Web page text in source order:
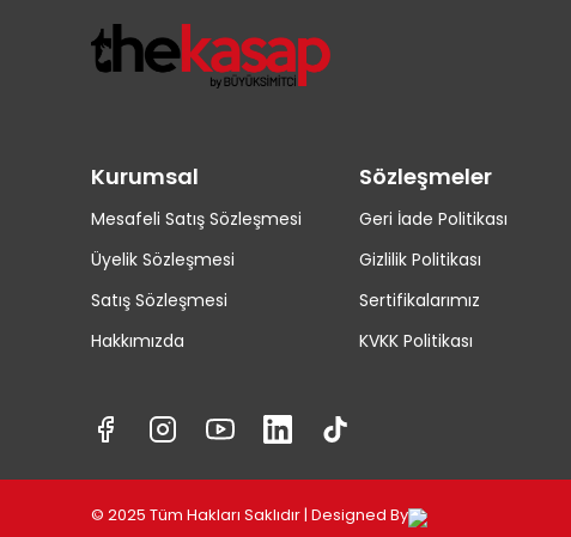
zengin lezzetini ve besleyici gücünü
keşfedin.
Kurumsal
Mesafeli Satış Sözleşmesi
Üyelik Sözleşmesi
Satış Sözleşmesi
Hakkımızda
Sözleşmeler
Geri İade Politikası
Gizlilik Politikası
Sertifikalarımız
KVKK Politikası
© 2025 Tüm Hakları Saklıdır | Designed By